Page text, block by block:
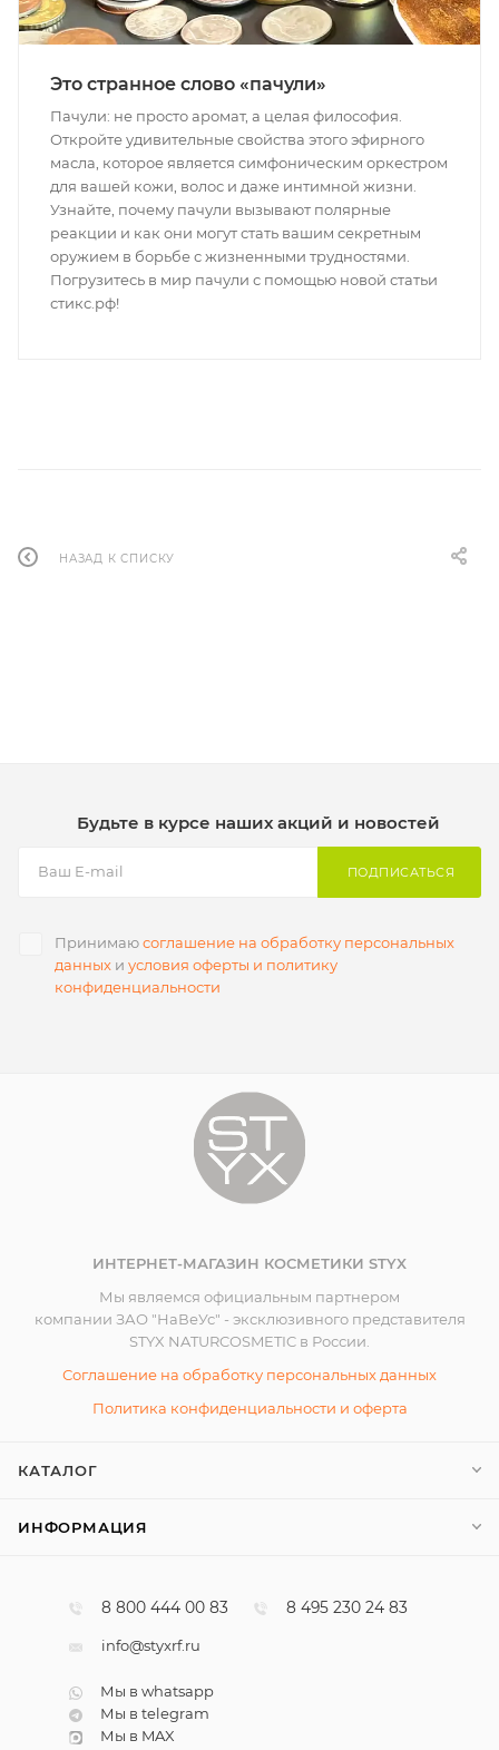
Это странное слово «пачули»
Пачули: не просто аромат, а целая философия.
Откройте удивительные свойства этого эфирного
масла, которое является симфоническим оркестром
для вашей кожи, волос и даже интимной жизни.
Узнайте, почему пачули вызывают полярные
реакции и как они могут стать вашим секретным
оружием в борьбе с жизненными трудностями.
Погрузитесь в мир пачули с помощью новой статьи
стикс.рф!
НАЗАД К СПИСКУ
Будьте в курсе наших акций и новостей
ПОДПИСАТЬСЯ
Принимаюсоглашение на обработку персональных
данных и условия оферты и политику
конфиденциальности
ИНТЕРНЕТ-МАГАЗИН КОСМЕТИКИ STYX
Мы являемся официальным партнером
компании ЗАО "НаВеУс" - эксклюзивного представителя
STYX NATURCOSMETIC в России.
Соглашение на обработку персональных данных
Политика конфиденциальности и оферта
КАТАЛОГ
ИНФОРМАЦИЯ
8 800 444 00 83 8 495 230 24 83
info@styxrf.ru
Мы в whatsapp
Мы в telegram
Мы в MAX